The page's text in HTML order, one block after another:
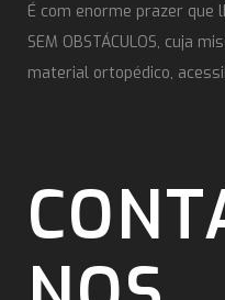
É com enorme prazer que
SEM OBSTÁCULOS, cuja
material ortopédico,